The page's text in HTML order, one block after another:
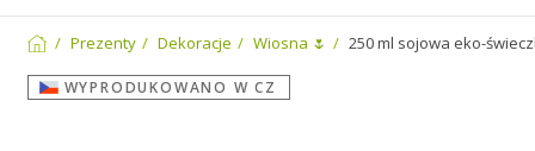
Prezenty Dekoracje Wiosna 🌷 250 ml sojowa eko-
WYPRODUKOWANO W CZ